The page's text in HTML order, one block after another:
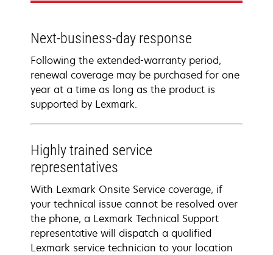
Next-business-day response
Following the extended-warranty period,
renewal coverage may be purchased for one
year at a time as long as the product is
supported by Lexmark.
Highly trained service
representatives
With Lexmark Onsite Service coverage, if
your technical issue cannot be resolved over
the phone, a Lexmark Technical Support
representative will dispatch a qualified
Lexmark service technician to your location